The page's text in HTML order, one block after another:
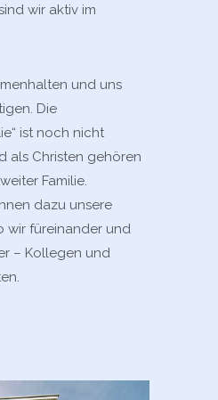
wir aktiv im
und uns
Die
ist noch nicht
als Christen gehören
Familie.
dazu unsere
wir füreinander und
– Kollegen und